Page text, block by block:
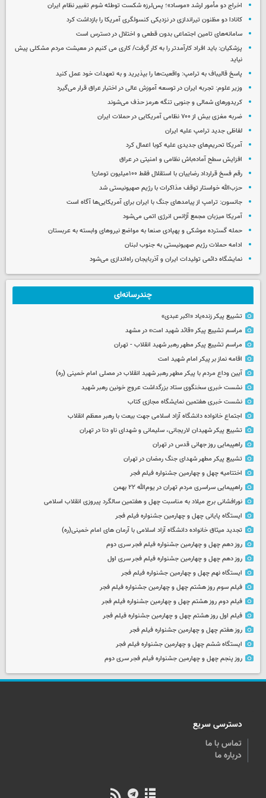
اخراج دو مأمور ارشد «موساد»؛ پس‌لرزه شکست توطئه شوم تغییر نظام ایران
کانادا دو مظنون تیراندازی در نزدیکی کنسولگری آمریکا را بازداشت کرد
سامانه‌های تامین اجتماعی بدون قطعی و اختلال در دسترس است
پزشکیان: باید افراد کارآمدتر را به کار گرفت/ کاری می کنیم در معیشت مردم مشکلی پیش
نیاید
پاسخ قالیباف به ترامپ: واقعیت‌ها را بپذیرید و به تعهدات خود عمل کنید
وزیر علوم: تجربه ایران در توسعه آموزش عالی در اختیار عراق قرار می‌گیرد
کریدورهای شمالی و جنوبی تنگه هرمز حذف می‌شوند
ضربه مغزی بیش از ۷۰۰ نظامی آمریکایی در حملات ایران
لفاظی جدید ترامپ علیه ایران
آمریکا تحریم‌های جدیدی علیه کوبا اعمال کرد
افزایش سطح آماده‌باش نظامی و امنیتی در عراق
رقم فسخ قرارداد رضاییان با استقلال فقط ۱۰۰میلیون تومان!
حزب‌الله خواستار توقف مذاکرات با رژیم صهیونیستی شد
جانسون: ترامپ از پیامدهای جنگ با ایران برای آمریکایی‌ها آگاه است
آمریکا میزبان مجمع آژانس انرژی اتمی می‌شود
حمله گسترده موشکی و پهپادی صنعا به مواضع نیروهای وابسته به عربستان
ادامه حملات رژیم صهیونیستی به جنوب لبنان
نمایشگاه دائمی تولیدات ایران و آذربایجان راه‌اندازی می‌شود
چندرسانه‌ای
تشییع پیکر زنده‌یاد «اکبر عبدی»
مراسم تشییع پیکر «قائد شهید امت» در مشهد
مراسم تشییع پیکر مطهر رهبر شهید انقلاب - تهران
اقامه نماز بر پیکر امام شهید امت
آیین وداع مردم با پیکر مطهر رهبر شهید انقلاب در مصلی امام خمینی (ره)
نشست خبری سخنگوی ستاد بزرگداشت عروج خونین رهبر شهید
نشست خبری هفتمین نمایشگاه مجازی کتاب
اجتماع خانواده دانشگاه آزاد اسلامی جهت بیعت با رهبر معظم انقلاب
تشییع پیکر شهیدان لاریجانی، سلیمانی و شهدای ناو دنا در تهران
راهپیمایی روز جهانی قدس در تهران
تشییع پیکر مطهر شهدای جنگ رمضان در تهران
اختتامیه چهل و چهارمین جشنواره فیلم فجر
راهپیمایی سراسری مردم تهران در یوم‌الله ۲۲ بهمن
نورافشانی برج میلاد به مناسبت چهل‌ و هفتمین سالگرد پیروزی انقلاب اسلامی
ایستگاه پایانی چهل و چهارمین جشنواره فیلم فجر
تجدید میثاق خانواده دانشگاه آزاد اسلامی با آرمان های امام خمینی(ره)
روز دهم چهل و چهارمین جشنواره فیلم فجر سری دوم
روز دهم چهل و چهارمین جشنواره فیلم فجر سری اول
ایستگاه نهم چهل و چهارمین جشنواره فیلم فجر
فیلم سوم روز هشتم چهل و چهارمین جشنواره فیلم فجر
فیلم دوم روز هشتم چهل و چهارمین جشنواره فیلم فجر
فیلم اول روز هشتم چهل و چهارمین جشنواره فیلم فجر
روز هفتم چهل و چهارمین جشنواره فیلم فجر
ایستگاه ششم چهل و چهارمین جشنواره فیلم فجر
روز پنجم چهل و چهارمین جشنواره فیلم فجر سری دوم
دسترسی سریع
تماس با ما
درباره ما